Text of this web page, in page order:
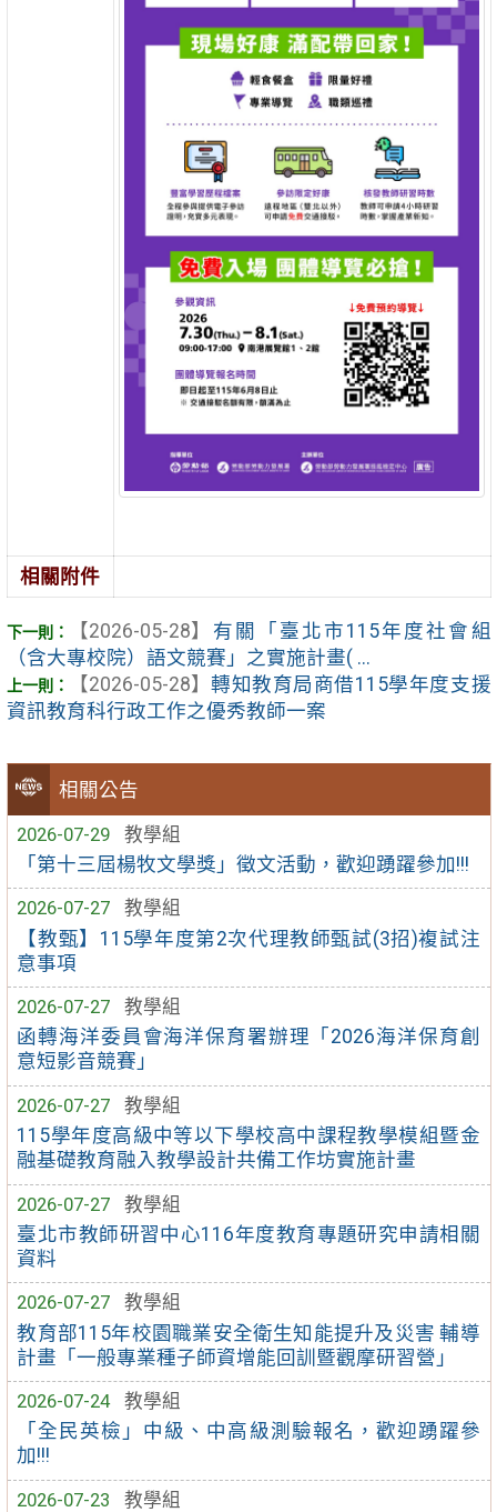
相關公告
2026-07-29
教學組
「第十三屆楊牧文學獎」徵文活動，歡迎踴躍參加!!!
2026-07-27
教學組
【教甄】115學年度第2次代理教師甄試(3招)複試注
意事項
2026-07-27
教學組
函轉海洋委員會海洋保育署辦理「2026海洋保育創
意短影音競賽」
2026-07-27
教學組
115學年度高級中等以下學校高中課程教學模組暨金
融基礎教育融入教學設計共備工作坊實施計畫
2026-07-27
教學組
臺北市教師研習中心116年度教育專題研究申請相關
資料
2026-07-27
教學組
教育部115年校園職業安全衛生知能提升及災害 輔導
計畫「一般專業種子師資增能回訓暨觀摩研習營」
2026-07-24
教學組
「全民英檢」中級、中高級測驗報名，歡迎踴躍參
加!!!
2026-07-23
教學組
相關附件
【2026-05-28】
有關「臺北市115年度社會組
（含大專校院）語文競賽」之實施計畫( ...
【2026-05-28】 轉知教育局商借115學年度支援
資訊教育科行政工作之優秀教師一案